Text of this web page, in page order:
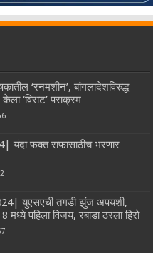
‘रनमशीन’, बांगलादेशविरुद्ध
‘विराट’ पराक्रम
फक्त राफासाठीच भरणार
युएसएची तगडी झुंज अपयशी,
पहिला विजय, रबाडा ठरला हिरो